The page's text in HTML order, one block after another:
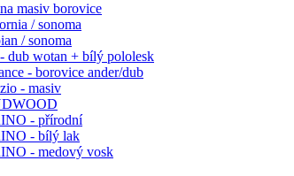
masiv borovice
/ sonoma
/ sonoma
dub wotan + bílý pololesk
- borovice ander/dub
- masiv
- přírodní
- bílý lak
- medový vosk